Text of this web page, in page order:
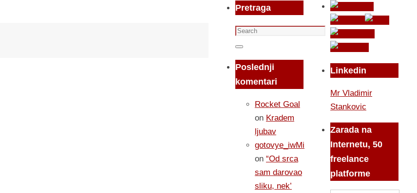
Pretraga
Search
for:
Search
Poslednji
komentari
Rocket Goal
on Kradem
ljubav
gotovye_iwMi
on “Od srca
sam darovao
sliku, nek’
Linkedin
Mr Vladimir
Stankovic
Zarada na
Internetu, 50
freelance
platforme